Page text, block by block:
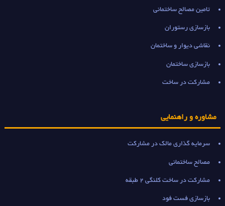
تامین مصالح ساختمانی
بازسازی رستوران
نقاشی دیوار و ساختمان
بازسازی ساختمان
مشارکت در ساخت
مشاوره و راهنمایی
سرمایه گذاری مالک در مشارکت
مصالح ساختمانی
مشارکت در ساخت کلنگی 2 طبقه
بازسازی فست فود